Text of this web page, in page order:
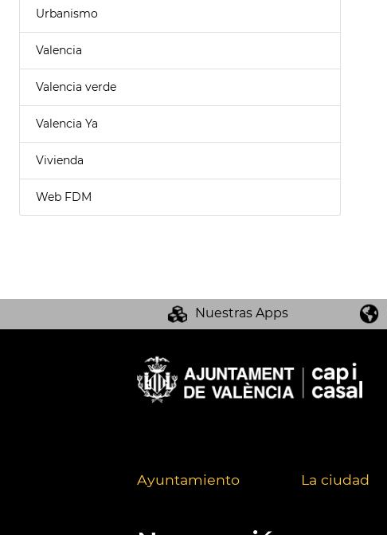
Urbanismo
Valencia
Valencia verde
Valencia Ya
Vivienda
Web FDM
Nuestras Apps
Ayuntamiento La ciudad